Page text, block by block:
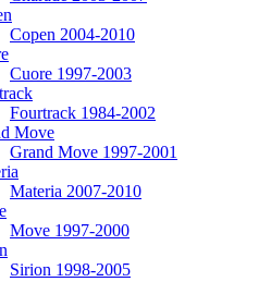
Copen 2004-2010
Cuore 1997-2003
Fourtrack 1984-2002
Move
Grand Move 1997-2001
Materia 2007-2010
Move 1997-2000
Sirion 1998-2005